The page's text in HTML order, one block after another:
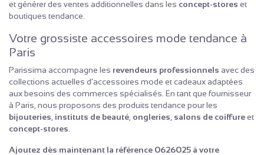
et générer des ventes additionnelles dans les concept-stores et
boutiques tendance.
Votre grossiste accessoires mode tendance à
Paris
Parissima accompagne les revendeurs professionnels avec des
collections actuelles d’accessoires mode et cadeaux adaptées
aux besoins des commerces spécialisés. En tant que fournisseur
à Paris, nous proposons des produits tendance pour les
bijouteries instituts de beauté ongleries salons de coiffureet
concept-stores
Ajoutez dès maintenant la référence 0626025 à votre